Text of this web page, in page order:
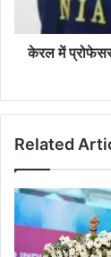
में
मुख्य
किया
केरल में
Related